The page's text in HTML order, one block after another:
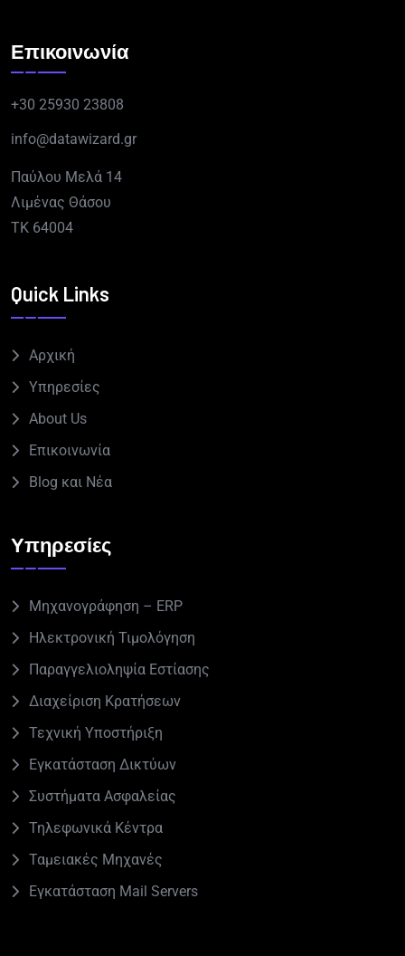
Επικοινωνία
+30 25930 23808
info@datawizard.gr
Παύλου Μελά 14
Λιμένας Θάσου
TK 64004
Quick Links
Αρχική
Υπηρεσίες
About Us
Επικοινωνία
Blog και Νέα
Υπηρεσίες
Μηχανογράφηση – ERP
Ηλεκτρονική Τιμολόγηση
Παραγγελιοληψία Εστίασης
Διαχείριση Κρατήσεων
Τεχνική Υποστήριξη
Εγκατάσταση Δικτύων
Συστήματα Ασφαλείας
Τηλεφωνικά Κέντρα
Ταμειακές Μηχανές
Εγκατάσταση Mail Servers